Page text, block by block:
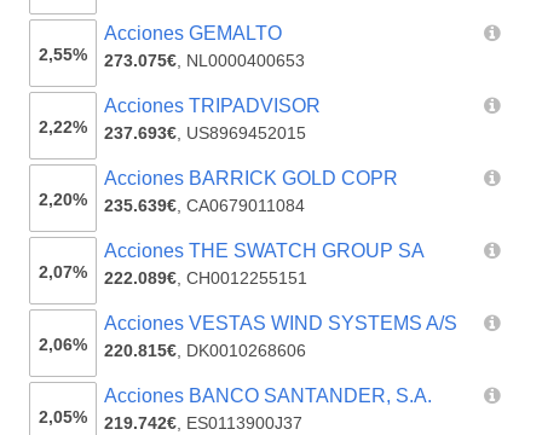
2,55%
Acciones GEMALTO
273.075€, NL0000400653
2,22%
Acciones TRIPADVISOR
237.693€, US8969452015
2,20%
Acciones BARRICK GOLD COPR
235.639€,CA0679011084
2,07%
Acciones THE SWATCH GROUP SA
222.089€,CH0012255151
2,06%
Acciones VESTAS WIND SYSTEMS A/S
220.815€, DK0010268606
2,05%
Acciones BANCO SANTANDER, S.A.
219.742€, ES0113900J37